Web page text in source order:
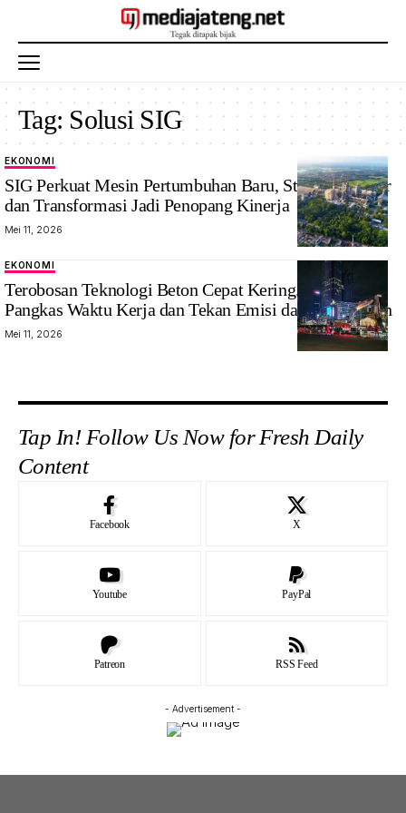
Tag: Solusi SIG
EKONOMI
SIG Perkuat Mesin Pertumbuhan Baru, Strategi Ekspor
dan Transformasi Jadi Penopang Kinerja
Mei 11, 2026
EKONOMI
Terobosan Teknologi Beton Cepat Kering. Solusi SIG
Pangkas Waktu Kerja dan Tekan Emisi dari Kemacetan
Mei 11, 2026
Tap In! Follow Us Now for Fresh Daily
Content
Facebook X
Youtube PayPal
Patreon RSS Feed
- Advertisement -